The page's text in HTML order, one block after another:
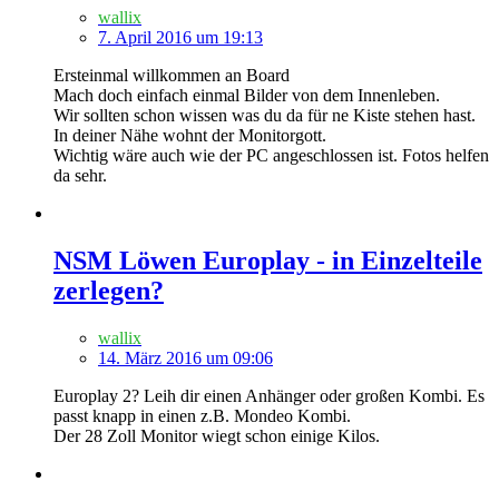
wallix
7. April 2016 um 19:13
Ersteinmal willkommen an Board
Mach doch einfach einmal Bilder von dem Innenleben.
Wir sollten schon wissen was du da für ne Kiste stehen hast.
In deiner Nähe wohnt der Monitorgott.
Wichtig wäre auch wie der PC angeschlossen ist. Fotos helfen
da sehr.
NSM Löwen Europlay - in Einzelteile
zerlegen?
wallix
14. März 2016 um 09:06
Europlay 2? Leih dir einen Anhänger oder großen Kombi. Es
passt knapp in einen z.B. Mondeo Kombi.
Der 28 Zoll Monitor wiegt schon einige Kilos.